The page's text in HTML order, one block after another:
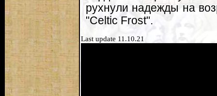
рухнули надежды на
"Celtic Frost".
Last update 11.10.21